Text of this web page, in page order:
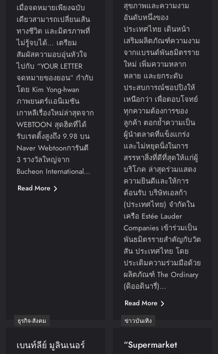
เมื่อจดหมายเพียงฉบับ
เดียวสามารถเปลี่ยนเส้น
ทางชีวิต และมิตรภาพที่
ไม่รู้จบได้… เตรียม
สัมผัสความอบอุ่นหัวใจ
ไปกับ “YOUR LETTER
จดหมายของยอน” กํากับ
โดย Kim Yong-hwan
ภาพยนตร์แอนิเมชัน
เกาหลีเรื่องใหม่ล่าสุดจาก
WEBTOON สุดฮิตที่ได้
รับเรตติ้งสูงถึง 9.98 บน
Naver Webtoonการันตี
3 รางวัลใหญ่จาก
Bucheon International…
Read More
สุขภาพและความงาม
อันดับหนึ่งของ
ประเทศไทย เดินหน้า
เสริมผลิตภัณฑ์ความงาม
จากแบรนด์พันธมิตรราย
ใหม่ เพิ่มความหลาก
หลาย และยกระดับ
ประสบการณ์ชอปปิงให้
เหนือกว่า เพื่อตอบโจทย์
ทุกความต้องการของ
ลูกค้า ตอกย้ำความเป็น
ผู้นำตลาดที่แข็งแกร่ง
และไม่หยุดนิ่งในการ
สรรหาสิ่งที่ดีที่สุดให้แก่ผู้
บริโภค ล่าสุดร่วมแสดง
ความยินดีและให้การ
ต้อนรับ บริษัทเอลก้า
(ประเทศไทย) จำกัดใน
เครือ Estée Lauder
Companies เข้าร่วมเป็น
พันธมิตรรายสำคัญกับวัต
สัน ประเทศไทย โดย
ประเดิมความร่วมมือด้วย
ผลิตภัณฑ์ The Ordinary
(ดิออดินารี่)…
Read More
ธุรกิจ-สังคม
เบนท์ลีย์ มูลินเนอร์
ข่าวบันเทิง
“Supermarket